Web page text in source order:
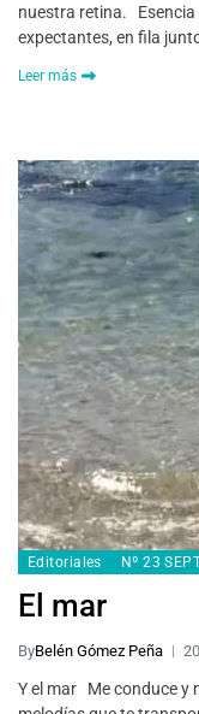
nuestra retina. Esencia
expectantes, en fila
Leer más
Editoriales Nº 23
El mar
ByBelén Gómez Peña
Y el mar Me conduce y